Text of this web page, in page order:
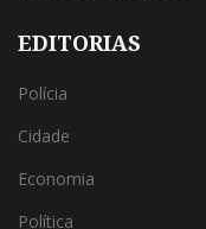
EDITORIAS
Polícia
Cidade
Economia
Política